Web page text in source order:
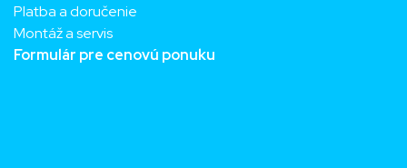
Platba a doručenie
Montáž a servis
Formulár pre cenovú ponuku